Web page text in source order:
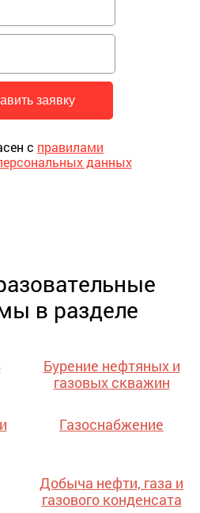
с правилами
данных
в разделе
Бурение нефтяных и
газовых скважин
Газоснабжение
Добыча нефти, газа и
газового конденсата